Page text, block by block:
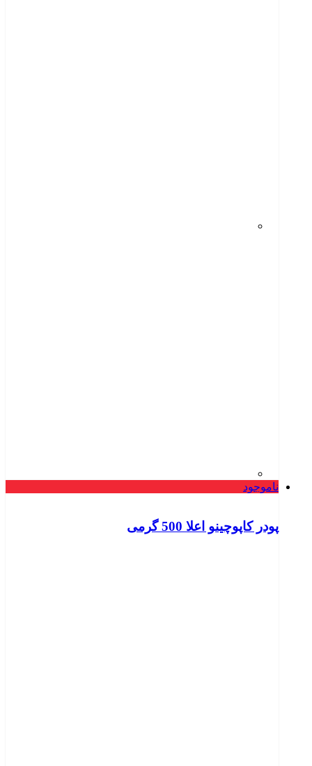
ناموجود
پودر کاپوچینو اعلا 500 گرمی